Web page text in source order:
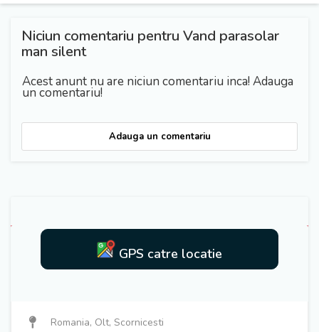
Niciun comentariu pentru Vand parasolar
man silent
Acest anunt nu are niciun comentariu inca! Adauga
un comentariu!
Adauga un comentariu
GPS catre locatie
Romania, Olt, Scornicesti